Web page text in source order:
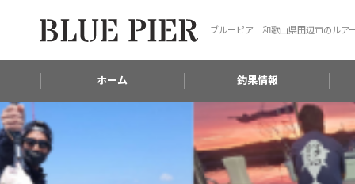
ブルーピア｜和歌山県田辺市のルア
ホーム 釣果情報